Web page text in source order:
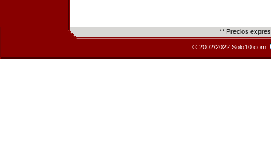
** Precios
© 2002/2022 Solo10.com